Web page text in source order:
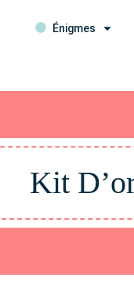
Énigmes
Kit